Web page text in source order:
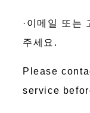
·이메일 또는
주세요.
Please
service